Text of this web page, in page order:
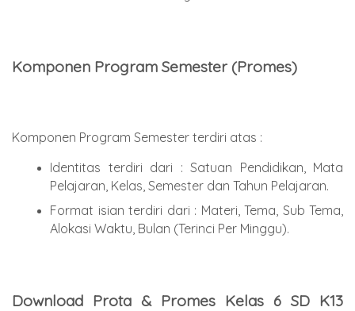
Komponen Program Semester (Promes)
Komponen Program Semester terdiri atas :
Identitas terdiri dari : Satuan Pendidikan, Mata
Pelajaran, Kelas, Semester dan Tahun Pelajaran.
Format isian terdiri dari : Materi, Tema, Sub Tema,
Alokasi Waktu, Bulan (Terinci Per Minggu).
Download Prota & Promes Kelas 6 SD K13